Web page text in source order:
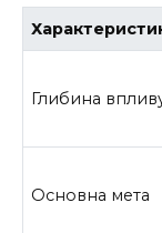
Глибина
Основна мета